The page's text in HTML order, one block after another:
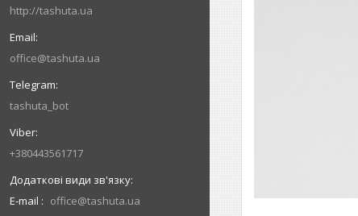
http://tashuta.ua
office@tashuta.ua
tashuta_bot
+380443561717
E-mail office@tashuta.ua